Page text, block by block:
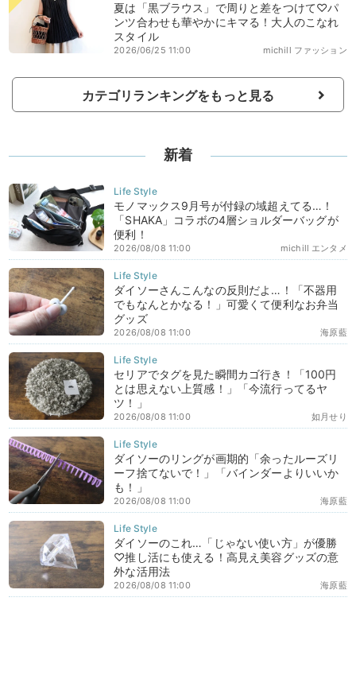
夏は「黒ブラウス」で周りと差をつけて♡パ
ンツ合わせも華やかにキマる！大人のこなれ
スタイル
michill ファッション
2026/06/25 11:00
カテゴリランキングをもっと見る
新着
モノマックス9月号が付録の域超えてる…！
「SHAKA」コラボの4層ショルダーバッグが
便利！
michill エンタメ
2026/08/08 11:00
ダイソーさんこんなの反則だよ…！「不器用
でもなんとかなる！」可愛くて便利なお弁当
グッズ
海原藍
2026/08/08 11:00
セリアでタグを見た瞬間カゴ行き！「100円
とは思えない上質感！」「今流行ってるヤ
ツ！」
如月せり
2026/08/08 11:00
ダイソーのリングが画期的「余ったルーズリ
ーフ捨てないで！」「バインダーよりいいか
も！」
海原藍
2026/08/08 11:00
ダイソーのこれ…「じゃない使い方」が優勝
♡推し活にも使える！高見え美容グッズの意
外な活用法
海原藍
2026/08/08 11:00